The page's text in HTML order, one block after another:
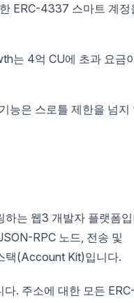
ERC-4337 스마트 계정
는 4억 CU에 초과 요금
능은 스로틀 제한을 넘지
하는 웹3 개발자 플랫폼
RPC 노드, 전송 및
택(Account Kit)입니다.
. 주소에 대한 모든